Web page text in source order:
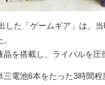
した「ゲームギア」は、
を搭載し、ライバルを圧
三電池6本をたった3時間